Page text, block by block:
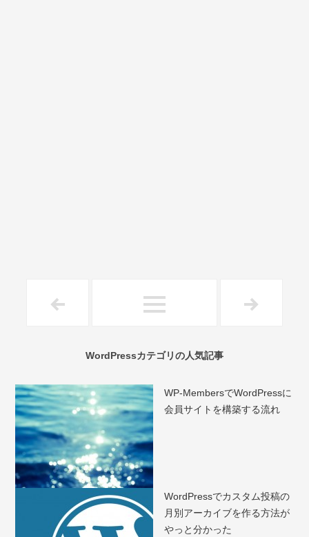
WordPressカテゴリの人気記事
WP-MembersでWordPressに
会員サイトを構築する流れ
WordPressでカスタム投稿の
月別アーカイブを作る方法が
やっと分かった